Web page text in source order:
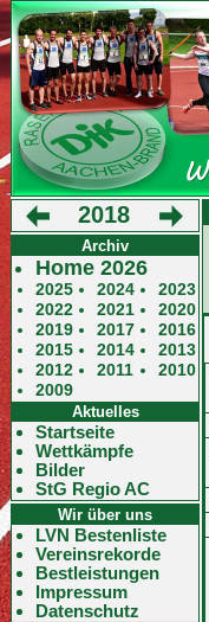
2018
Archiv
Home 2026
2025 2024
2023
2022
2021
2020
2019
2017
2016
2015
2014
2013
2012
2011
2010
2009
Aktuelles
Startseite
Wettkämpfe
Bilder
StG Regio AC
Wir über uns
LVN Bestenliste
Vereinsrekorde
Bestleistungen
Impressum
Datenschutz